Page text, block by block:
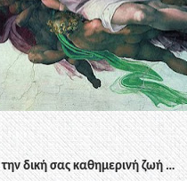
δική σας καθημερινή ζωή …